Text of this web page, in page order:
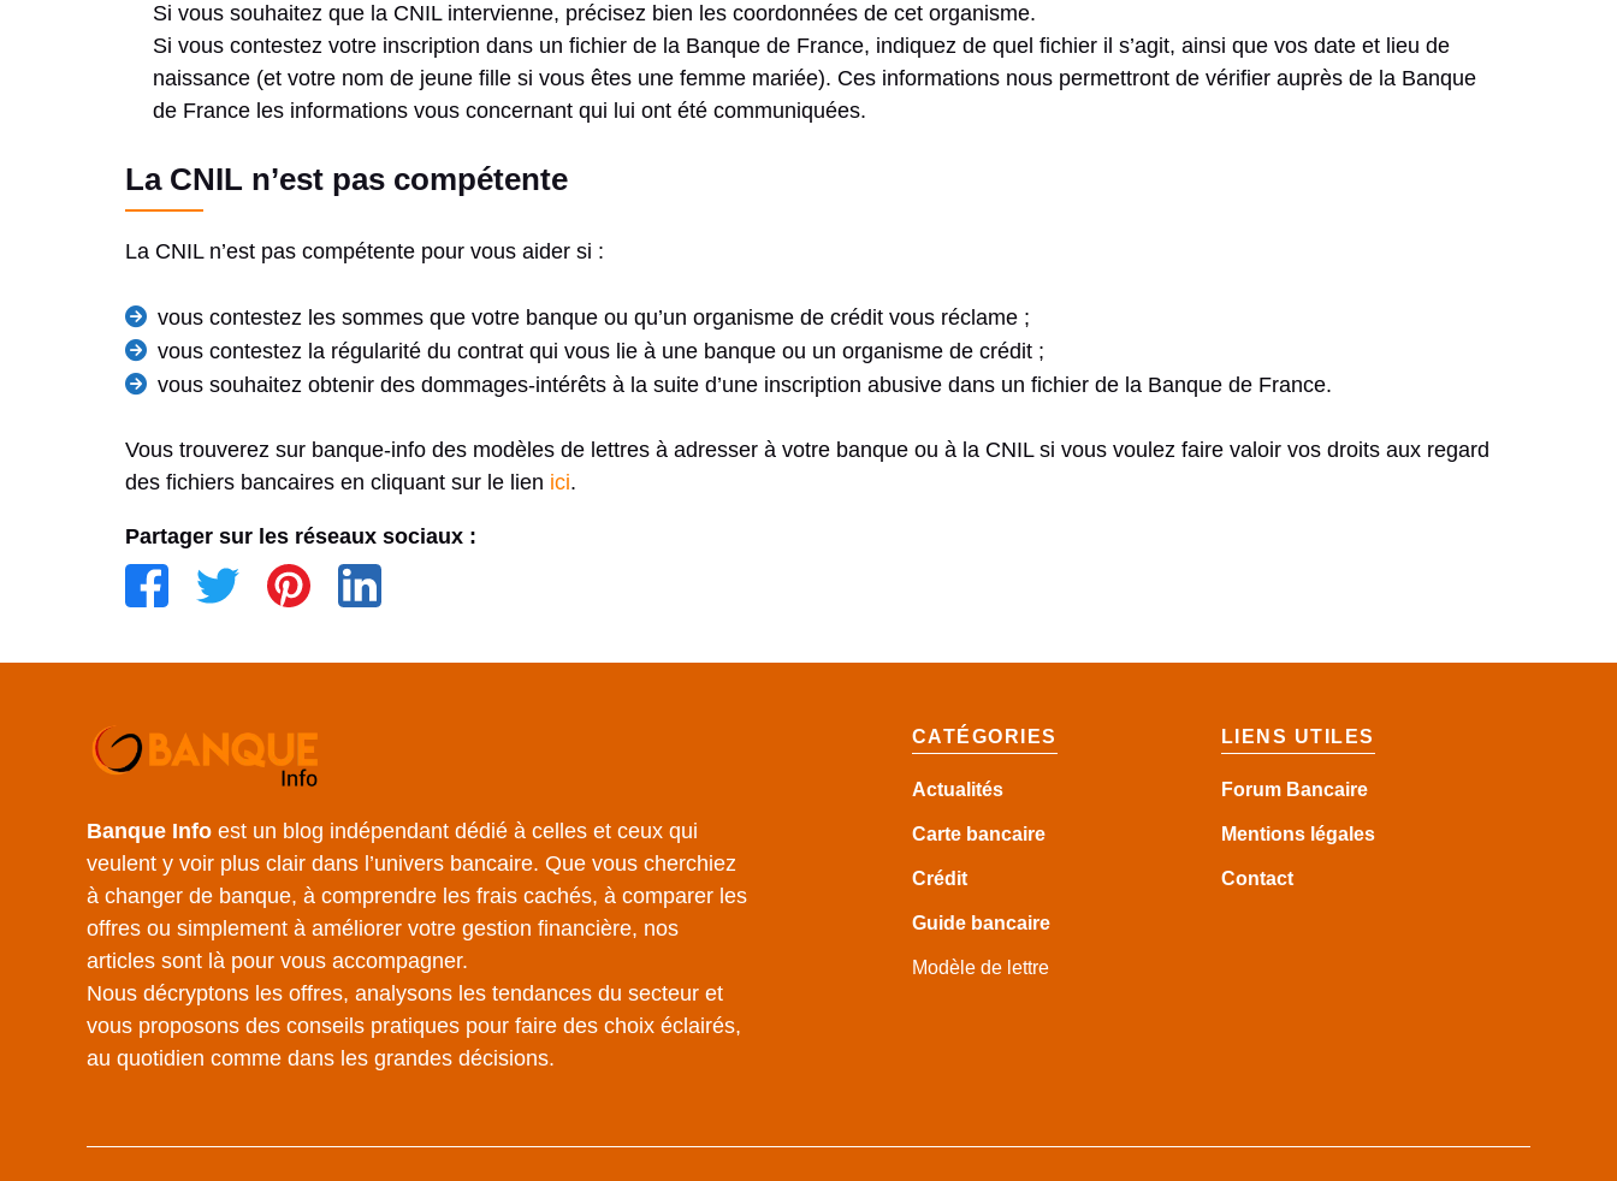
Si vous souhaitez que la CNIL intervienne, précisez bien les coordonnées de cet organisme.
Si vous contestez votre inscription dans un fichier de la Banque de France, indiquez de quel fichier il s’agit, ainsi que vos date et lieu de
naissance (et votre nom de jeune fille si vous êtes une femme mariée). Ces informations nous permettront de vérifier auprès de la Banque
de France les informations vous concernant qui lui ont été communiquées.
La CNIL n’est pas compétente
La CNIL n’est pas compétente pour vous aider si :
vous contestez les sommes que votre banque ou qu’un organisme de crédit vous réclame ;
vous contestez la régularité du contrat qui vous lie à une banque ou un organisme de crédit ;
vous souhaitez obtenir des dommages-intérêts à la suite d’une inscription abusive dans un fichier de la Banque de France.
Vous trouverez sur banque-info des modèles de lettres à adresser à votre banque ou à la CNIL si vous voulez faire valoir vos droits aux regard
des fichiers bancaires en cliquant sur le lien ici.
Partager sur les réseaux sociaux :
Banque Info est un blog indépendant dédié à celles et ceux qui
veulent y voir plus clair dans l’univers bancaire. Que vous cherchiez
à changer de banque, à comprendre les frais cachés, à comparer les
offres ou simplement à améliorer votre gestion financière, nos
articles sont là pour vous accompagner.
Nous décryptons les offres, analysons les tendances du secteur et
vous proposons des conseils pratiques pour faire des choix éclairés,
au quotidien comme dans les grandes décisions.
CATÉGORIES
Actualités
Carte bancaire
Crédit
Guide bancaire
Modèle de lettre
LIENS UTILES
Forum Bancaire
Mentions légales
Contact